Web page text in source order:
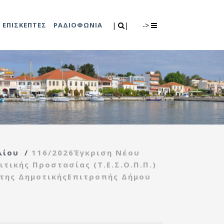
| | ->
Τμήμα Πρόνοιας
Κέντρο
γυναικών
Κέντρο ανοιχτής
προστασίας
εκδηλώσεις
ΕΠΙΣΚΕΠΤΕΣ ΡΑΔΙΟΦΩΝΙΑ
/ 116/2026Έγκριση Νέου
Προστασίας (Τ.Ε.Σ.Ο.Π.Π.)
ΔημοτικήςΕπιτροπής Δήμου